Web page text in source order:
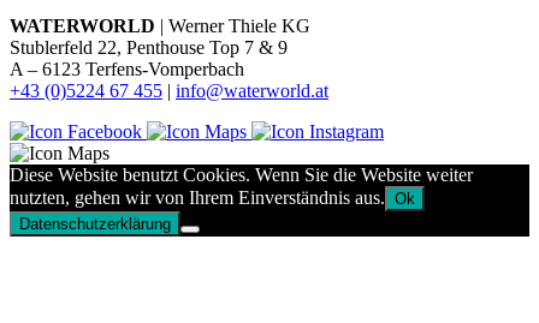
WATERWORLD | Werner Thiele KG
Stublerfeld 22, Penthouse Top 7 & 9
A – 6123 Terfens-Vomperbach
+43 (0)5224 67 455 | info@waterworld.at
Diese Website benutzt Cookies. Wenn Sie die Website weiter
nutzten, gehen wir von Ihrem Einverständnis aus. Ok
Datenschutzerklärung